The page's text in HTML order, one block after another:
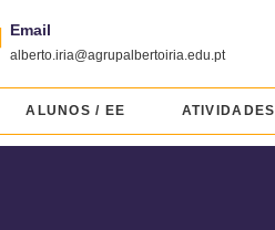
Email
alberto.iria@agrupalbertoiria.edu.pt
ALUNOS / EE ATIVIDADES